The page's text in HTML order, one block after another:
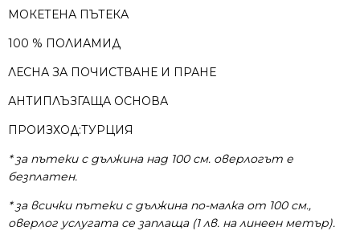
МОКЕТЕНА ПЪТЕКА
100 % ПОЛИАМИД
ЛЕСНА ЗА ПОЧИСТВАНЕ И ПРАНЕ
АНТИПЛЪЗГАЩА ОСНОВА
ПРОИЗХОД:ТУРЦИЯ
*за пътеки с дължина над 100 см. оверлогът е
безплатен.
*за всички пътеки с дължина по-малка от 100 см.,
оверлог услугата се заплаща (1 лв. на линеен метър).